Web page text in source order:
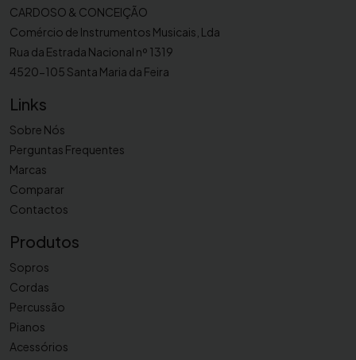
e
g
i
n
e
r
CARDOSO & CONCEIÇÃO
Comércio de Instrumentos Musicais, Lda
Rua da Estrada Nacional nº 1319
4520-105 Santa Maria da Feira
Links
Sobre Nós
Perguntas Frequentes
Marcas
Comparar
Contactos
Produtos
Sopros
Cordas
Percussão
Pianos
Acessórios